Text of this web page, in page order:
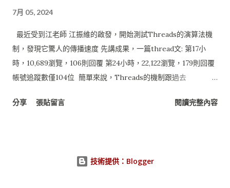
Google Spreadsheet 做為資料庫系統 對於小型的資料系統來
說， 採用Google Spreadsheet做為應用程式資料庫(如問卷調查
或線上系統) 也算堪用， 目前的儲存限制為 : 40 萬個儲存格 每張
工作表最多...
7月 05, 2024
最近受到江老師 江振維的啟發，開始測試Threads的演算法機
制，發現它驚人的傳播速度 先講成果，一篇thread文: 第17小
時，10,689瀏覽，106則回覆 第24小時，22,122瀏覽，179則回覆
帳號追蹤數僅104位 簡單來說，Threads的機制跟過去
大量收集有相關興趣的人來觸及，內容散亂主題分散觸及效果越
麼不能學ai? 學生交作業為什麼不能用ai? 為什麼要阻礙進
分享 張貼留言 閱讀完整內容
技術提供：Blogger